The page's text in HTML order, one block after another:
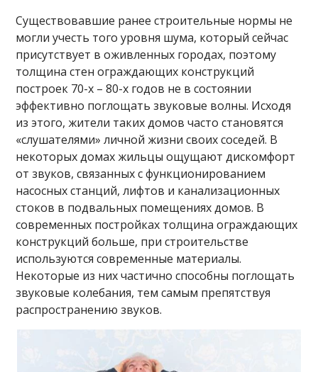
Существовавшие ранее строительные нормы не
могли учесть того уровня шума, который сейчас
присутствует в оживленных городах, поэтому
толщина стен ограждающих конструкций
построек 70-х – 80-х годов не в состоянии
эффективно поглощать звуковые волны. Исходя
из этого, жители таких домов часто становятся
«слушателями» личной жизни своих соседей. В
некоторых домах жильцы ощущают дискомфорт
от звуков, связанных с функционированием
насосных станций, лифтов и канализационных
стоков в подвальных помещениях домов. В
современных постройках толщина ограждающих
конструкций больше, при строительстве
используются современные материалы.
Некоторые из них частично способны поглощать
звуковые колебания, тем самым препятствуя
распространению звуков.